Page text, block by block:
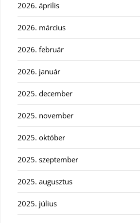
2026. április
2026. március
2026. február
2026. január
2025. december
2025. november
2025. október
2025. szeptember
2025. augusztus
2025. július